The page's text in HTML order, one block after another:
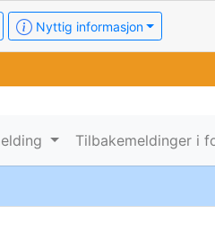
Nyttig informasjon
Tilbakemeldinger i